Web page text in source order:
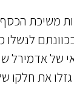
לנשלו
אדמירל
את חלקו